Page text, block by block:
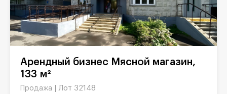
Арендный бизнес Мясной магазин,
133 м²
Продажа | Лот 32148